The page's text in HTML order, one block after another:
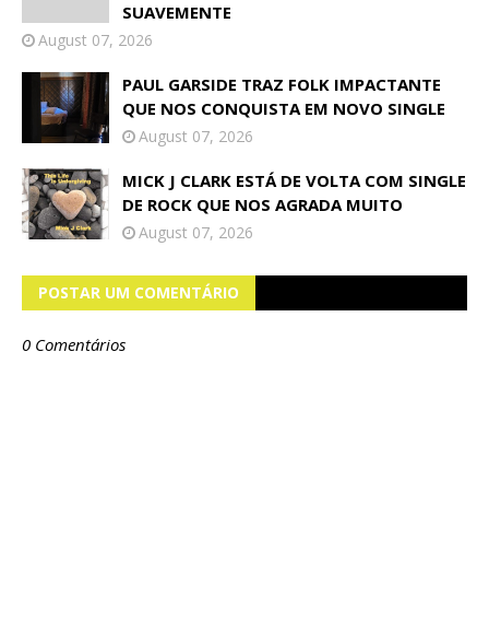
SUAVEMENTE
August 07, 2026
PAUL GARSIDE TRAZ FOLK IMPACTANTE
QUE NOS CONQUISTA EM NOVO SINGLE
August 07, 2026
MICK J CLARK ESTÁ DE VOLTA COM SINGLE
DE ROCK QUE NOS AGRADA MUITO
August 07, 2026
POSTAR UM COMENTÁRIO
0 Comentários